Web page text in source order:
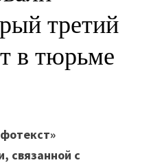
третий
в тюрьме
связанной с